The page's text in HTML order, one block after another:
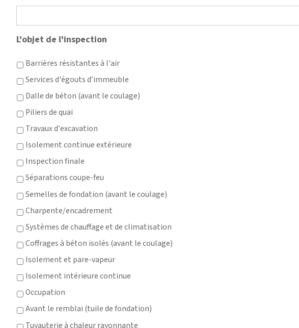
L'objet de l'inspection
Barrières résistantes à l'air
Services d'égouts d’immeuble
Dalle de béton (avant le coulage)
Piliers de quai
Travaux d'excavation
Isolement continue extérieure
Inspection finale
Séparations coupe-feu
Semelles de fondation (avant le coulage)
Charpente/encadrement
Systèmes de chauffage et de climatisation
Coffrages à béton isolés (avant le coulage)
Isolement et pare-vapeur
Isolement intérieure continue
Occupation
Avant le remblai (tuile de fondation)
Tuyauterie à chaleur rayonnante